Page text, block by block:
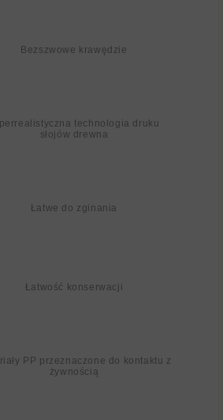
Bezszwowe krawędzie
technologia druku
słojów drewna
Łatwe do zginania
Łatwość konserwacji
PP przeznaczone do kontaktu z
żywnością